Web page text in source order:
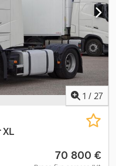
interna – 11 mm Traseira
interna – 11 mm Traseira
1 / 27
70 800 €